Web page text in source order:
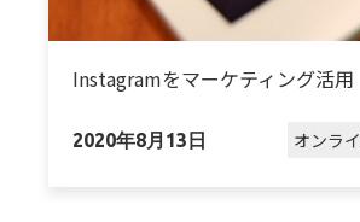
Instagramをマーケティング活用
2020年8月13日 オンラ